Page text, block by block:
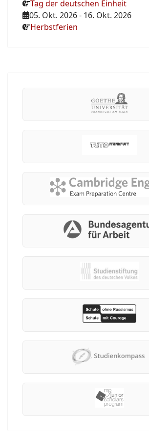
Tag der deutschen Einheit
05. Okt. 2026- 16. Okt. 2026
Herbstferien